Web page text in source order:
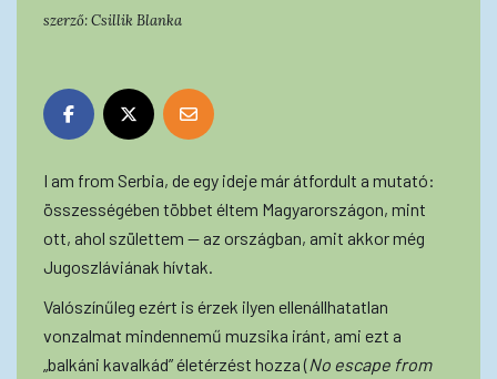
szerző:Csillik Blanka
I am from Serbia, de egy ideje már átfordult a mutató:
összességében többet éltem Magyarországon, mint
ott, ahol születtem — az országban, amit akkor még
Jugoszláviának hívtak.
Valószínűleg ezért is érzek ilyen ellenállhatatlan
vonzalmat mindennemű muzsika iránt, ami ezt a
„balkáni kavalkád” életérzést hozza (No escape from